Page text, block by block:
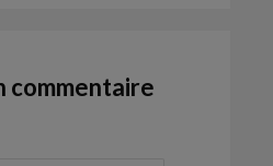
commentaire